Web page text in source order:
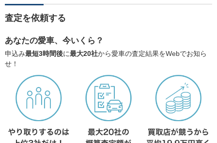
査定を依頼する
あなたの愛車、今いくら？
申込み最短3時間後に最大20社から愛車の査定結果をWebでお知ら
せ！